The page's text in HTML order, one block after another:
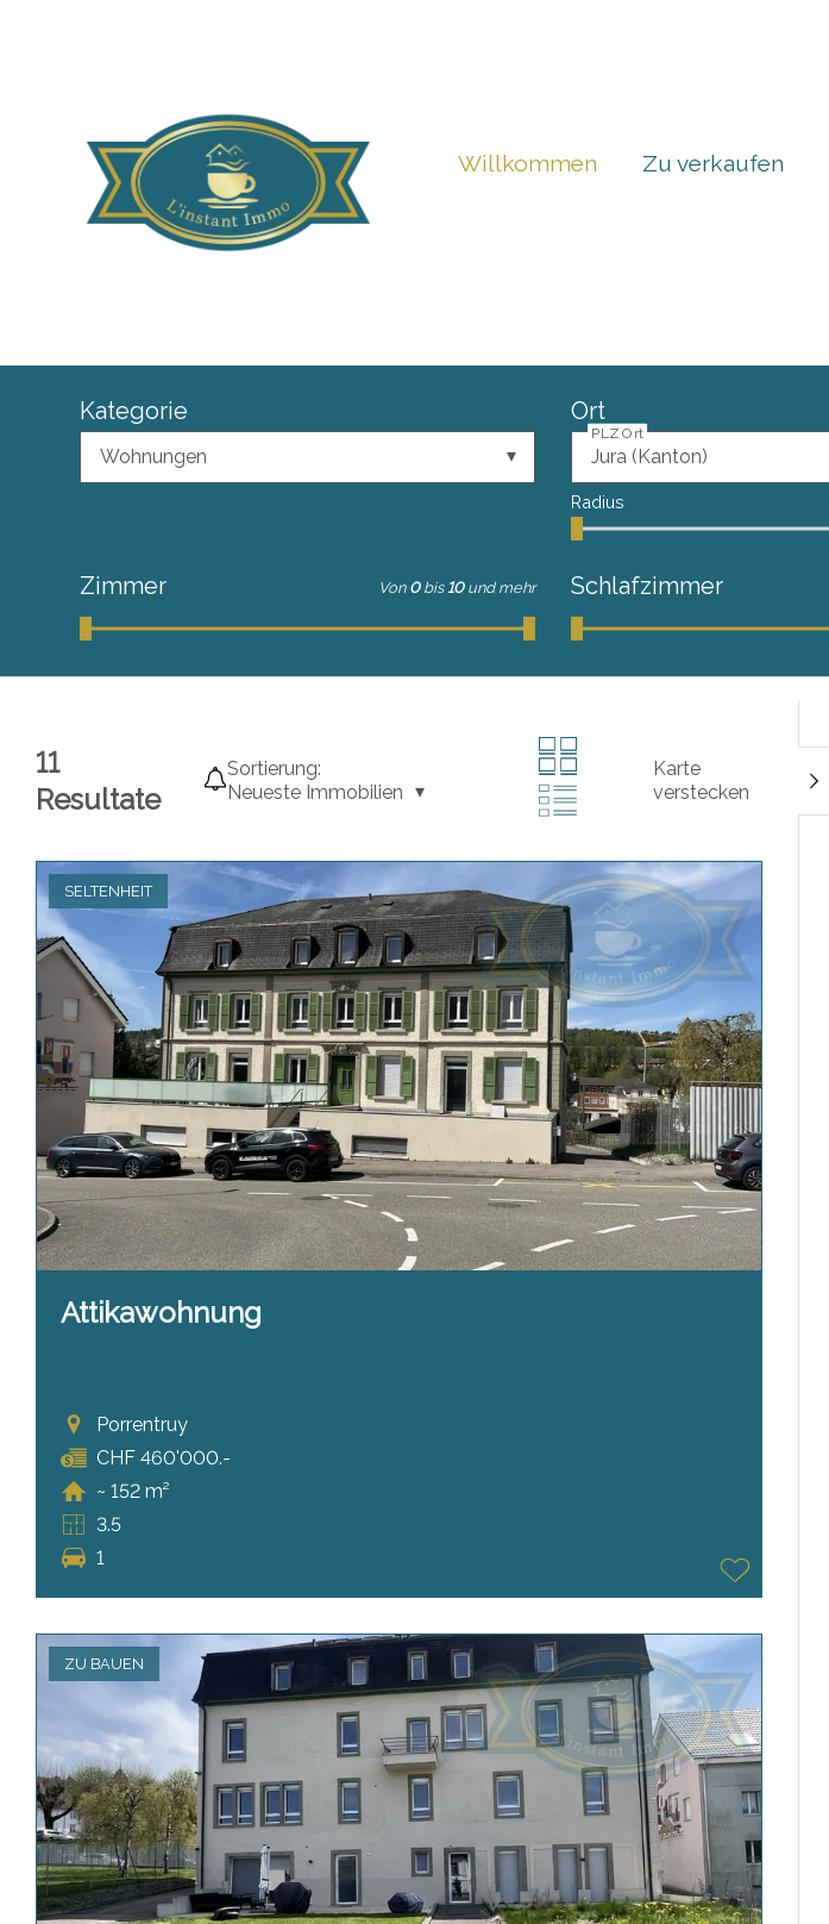
Willkommen Zu verkaufen
Kategorie
Wohnungen
Ort
PLZ Ort
Radius
Zimmer Von 0 bis 10 und mehr Schlafzimmer
11
Resultate
Sortierung:
Neueste Immobilien
Karte
verstecken
SELTENHEIT
Attikawohnung
Porrentruy
CHF 460'000.-
~ 152 m²
3.5
1
ZU BAUEN